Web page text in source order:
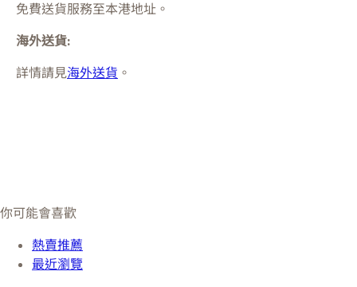
免費送貨服務至本港地址。
海外送貨:
詳情請見海外送貨 。
你可能會喜歡
熱賣推薦
最近瀏覽